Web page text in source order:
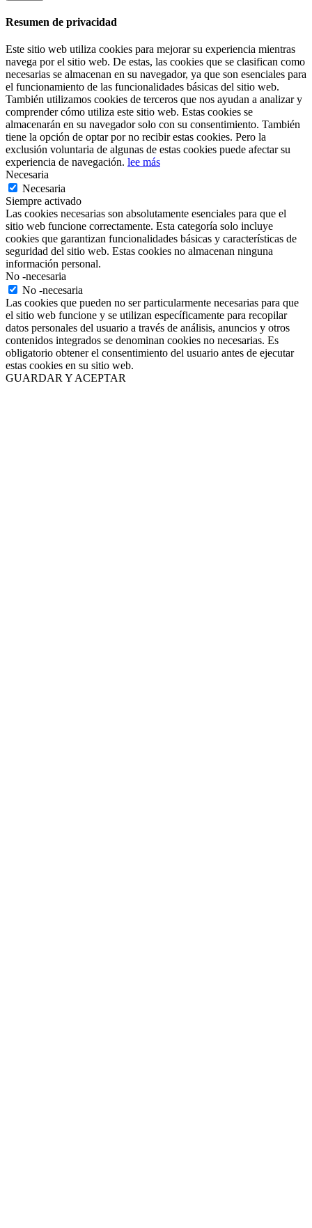
Resumen de privacidad
Este sitio web utiliza cookies para mejorar su experiencia mientras
navega por el sitio web. De estas, las cookies que se clasifican como
necesarias se almacenan en su navegador, ya que son esenciales para
el funcionamiento de las funcionalidades básicas del sitio web.
También utilizamos cookies de terceros que nos ayudan a analizar y
comprender cómo utiliza este sitio web. Estas cookies se
almacenarán en su navegador solo con su consentimiento. También
tiene la opción de optar por no recibir estas cookies. Pero la
exclusión voluntaria de algunas de estas cookies puede afectar su
experiencia de navegación. lee más
Necesaria
Necesaria
Siempre activado
Las cookies necesarias son absolutamente esenciales para que el
sitio web funcione correctamente. Esta categoría solo incluye
cookies que garantizan funcionalidades básicas y características de
seguridad del sitio web. Estas cookies no almacenan ninguna
información personal.
No -necesaria
No -necesaria
Las cookies que pueden no ser particularmente necesarias para que
el sitio web funcione y se utilizan específicamente para recopilar
datos personales del usuario a través de análisis, anuncios y otros
contenidos integrados se denominan cookies no necesarias. Es
obligatorio obtener el consentimiento del usuario antes de ejecutar
estas cookies en su sitio web.
GUARDAR Y ACEPTAR